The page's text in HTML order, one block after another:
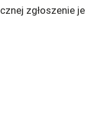
zgłoszenie